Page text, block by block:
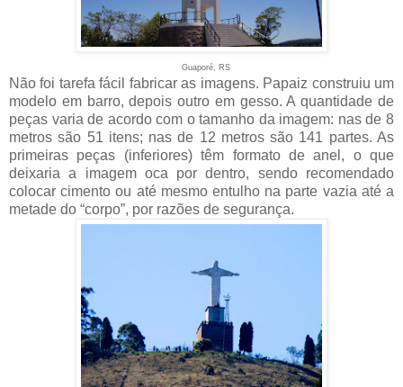
Guaporé, RS
Não foi tarefa fácil fabricar as imagens. Papaiz construiu um
modelo em barro, depois outro em gesso. A quantidade de
peças varia de acordo com o tamanho da imagem: nas de 8
metros são 51 itens; nas de 12 metros são 141 partes. As
primeiras peças (inferiores) têm formato de anel, o que
deixaria a imagem oca por dentro, sendo recomendado
colocar cimento ou até mesmo entulho na parte vazia até a
metade do “corpo”, por razões de segurança.